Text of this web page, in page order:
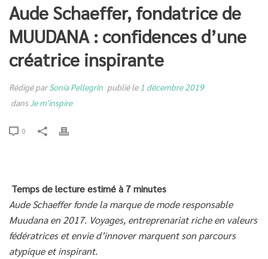
Aude Schaeffer, fondatrice de
MUUDANA : confidences d’une
créatrice inspirante
Rédigé parSonia Pellegrin publié le 1 décembre 2019
dansJe m'inspire
0
Temps de lecture estimé à 7 minutes
Aude Schaeffer fonde la marque de mode responsable
Muudana en 2017. Voyages, entreprenariat riche en valeurs
fédératrices et envie d’innover marquent son parcours
atypique et inspirant.